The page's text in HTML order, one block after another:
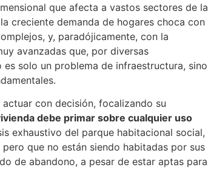
que afecta a vastos sectores de la
creciente demanda de hogares choca con
y, paradójicamente, con la
avanzadas que, por diversas
solo un problema de infraestructura, sino
con decisión, focalizando su
debe primar sobre cualquier uso
exhaustivo del parque habitacional social,
que no están siendo habitadas por sus
de abandono, a pesar de estar aptas para